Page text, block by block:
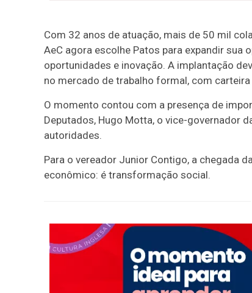
Com 32 anos de atuação, mais de 50 mil
AeC agora escolhe Patos para expandir
oportunidades e inovação. A implantação
no mercado de trabalho formal, com
O momento contou com a presença de
Deputados, Hugo Motta, o vice-governador
autoridades.
Para o vereador Junior Contigo, a chegada
econômico: é transformação social.